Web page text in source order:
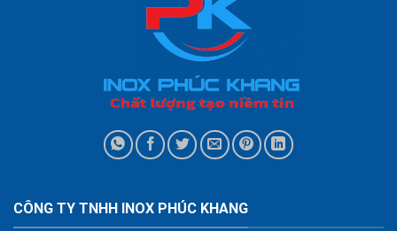
CÔNG TY TNHH INOX PHÚC KHANG